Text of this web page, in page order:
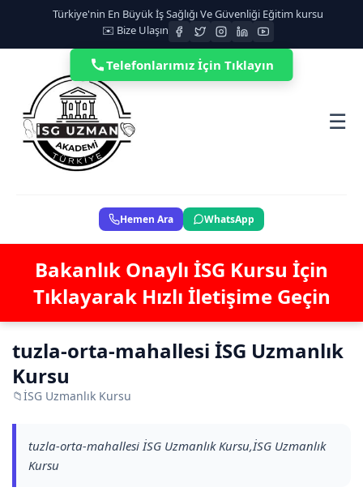
Türkiye'nin En Büyük İş Sağlığı Ve Güvenliği Eğitim kursu
✉️ Bize Ulaşın
☰
Hemen Ara WhatsApp
Bakanlık Onaylı İSG Kursu İçin
Tıklayarak Hızlı İletişime Geçin
tuzla-orta-mahallesi İSG Uzmanlık
Kursu
📁İSG Uzmanlık Kursu
tuzla-orta-mahallesi İSG Uzmanlık Kursu,İSG Uzmanlık
Kursu
Telefonlarımız İçin Tıklayın